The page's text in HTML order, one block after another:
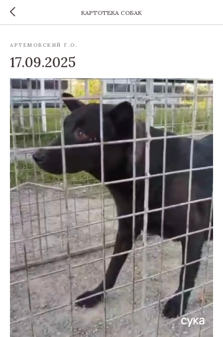
КАРТОТЕКА СОБАК
АРТЕМОВСКИЙ Г.О.
17.09.2025